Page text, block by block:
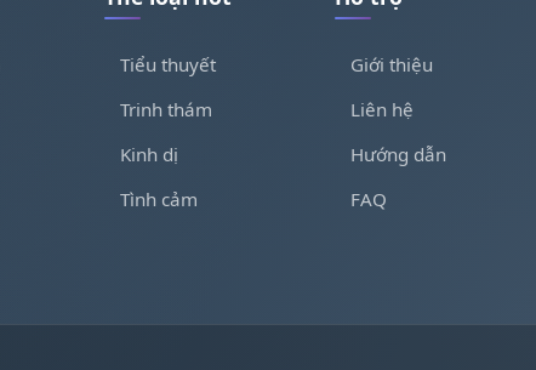
Tiểu thuyết
Trinh thám
Kinh dị
Tình cảm
Giới thiệu
Liên hệ
Hướng dẫn
FAQ